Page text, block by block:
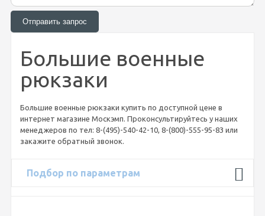
Большие военные
рюкзаки
Большие военные рюкзаки купить по доступной цене в
интернет магазине Москэмп. Проконсультируйтесь у наших
менеджеров по тел: 8-(495)-540-42-10, 8-(800)-555-95-83 или
закажите обратный звонок.
Подбор по параметрам